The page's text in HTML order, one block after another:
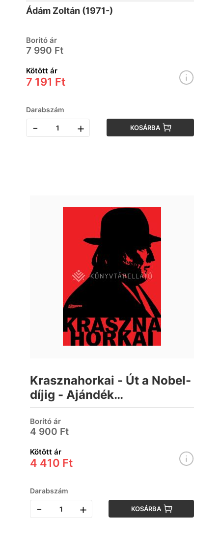
keretben
Ádám Zoltán (1971-)
Borító ár
7 990 Ft
Kötött ár
7 191 Ft
Darabszám
- + KOSÁRBA
Krasznahorkai - Út a Nobel-
díjig - Ajándék
hangoskönyvvel
(Bookazine)
Borító ár
4 900 Ft
Kötött ár
4 410 Ft
Darabszám
- + KOSÁRBA